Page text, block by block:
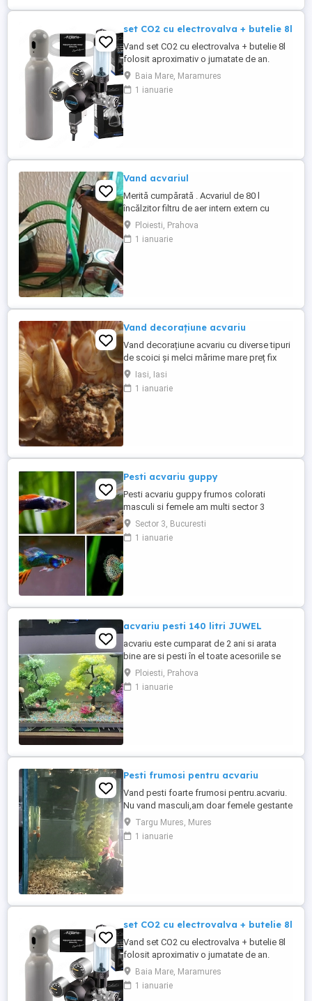
set CO2 cu electrovalva + butelie 8l
Vand set CO2 cu electrovalva + butelie 8l
folosit aproximativ o jumatate de an.
Optional, pentru inca 600 lei, ofer si un
computer acvariu JBL ProFlora CO2, cu
senzor PH si de temperatura. Numai in
Baia Mare, Maramures
1 ianuarie
Vand acvariul
Merită cumpărată . Acvariul de 80 l
încălzitor filtru de aer intern extern cu
decoruri .
Ploiesti, Prahova
1 ianuarie
Vand decorațiune acvariu
Vand decorațiune acvariu cu diverse tipuri
de scoici și melci mărime mare preț fix
Iasi, Iasi
1 ianuarie
Pesti acvariu guppy
Pesti acvariu guppy frumos colorati
masculi si femele am multi sector 3
Sector 3, Bucuresti
1 ianuarie
acvariu pesti 140 litri JUWEL
acvariu este cumparat de 2 ani si arata
bine are si pesti în el toate acesoriile se
vinde cu tot cu pestisori si melci
Ploiesti, Prahova
1 ianuarie
Pesti frumosi pentru acvariu
Vand pesti foarte frumosi pentru.acvariu.
Nu vand masculi,am doar femele gestante
. Pret acceptabil.
Targu Mures, Mures
1 ianuarie
set CO2 cu electrovalva + butelie 8l
Vand set CO2 cu electrovalva + butelie 8l
folosit aproximativ o jumatate de an.
Optional, pentru inca 600 lei, ofer si un
computer acvariu JBL ProFlora CO2, cu
senzor PH si de temperatura. Numai in
Baia Mare, Maramures
1 ianuarie